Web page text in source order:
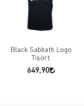
Black Sabbath Logo
Tişört
649,90